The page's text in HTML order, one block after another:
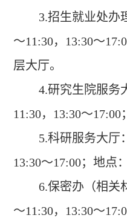
3.招生就业处办
～11:30， 13:30～
层大厅。
4.研究生院服务
11:30， 13:30～17:00
5.科研服务大厅
13:30～17:00；地点
6.保密办（相关
～11:30， 13:30～